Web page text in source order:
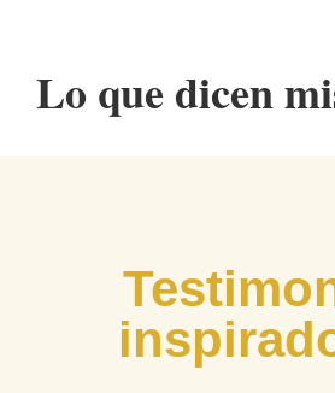
Lo que dicen